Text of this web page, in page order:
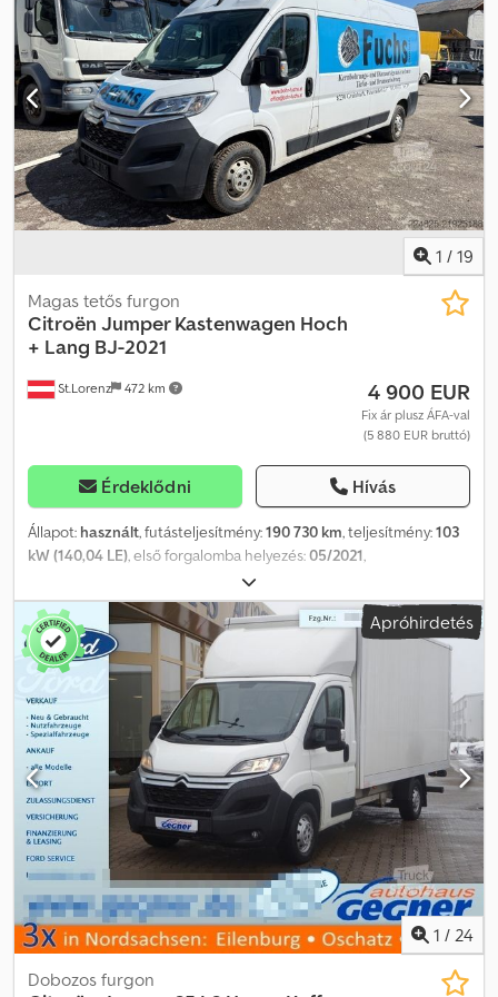
3500 kg * Hasznos teherbírás: 1356 kg - Tengelytáv: 4035 mm *
Lökettérfogat: 2179 ccm - Teljesítmény: 103 kW * Minden adat
tájékoztató jellegű, garancia nélkül * Az elírás és az időközi
értékesítés jogát fenntartjuk * Belső szám: 30 Cedpfx Ahozdxuro
Ijrf
1 / 19
St.Lorenz 472 km
Magas tetős furgon
Citroën Jumper Kastenwagen Hoch
+ Lang BJ-2021
4 900 EUR
Fix ár plusz ÁFA-val
(5 880 EUR bruttó)
Érdeklődni Hívás
Állapot: használt, futásteljesítmény:190 730 km, teljesítmény:103
kW (140,04 LE), első forgalomba helyezés:05/2021,
, össztömeg:
hajtástípus:mechanikai, ülések száma:3, Felszereltség:ABS,
légkondicionálás, volt balesete, * CITROEN JUMPER ZÁRT
TEHERAUTÓ, MAGASÍTOTT + HOSSZÚ * 1. TULAJ, OSZTRÁK
JÁRMŰ * Klíma, vonóhorog, 6 sebességes váltó, jó gumik. *
Tengelytáv 4035 mm * 2 darab elérhető, mindkettő
motorsérüléssel * Minden adat tájékoztató jellegű * A gépelési
hibákért és az időközbeni értékesítésért felelősséget nem
vállalunk Csdpfx Aoy Sdmfsh Ijrf * Belső szám 51+143 * NETTÓ ÁR
Apróhirdetés
1 / 24
Dobozos furgon